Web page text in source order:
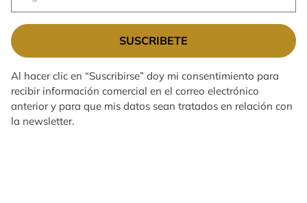
SUSCRIBETE
Al hacer clic en “Suscribirse” doy mi consentimiento para
recibir información comercial en el correo electrónico
anterior y para que mis datos sean tratados en relación con
la newsletter.